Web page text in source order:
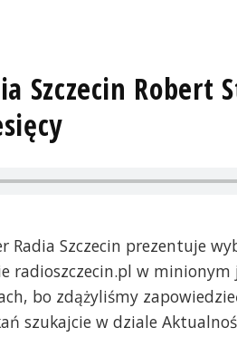
Szczecin Robert
Szczecin prezentuje
radioszczecin.pl w minionym
bo zdążyliśmy
szukajcie w dziale